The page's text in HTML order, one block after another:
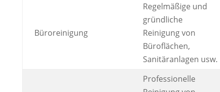
Büroreinigung
Regelmäßige und
gründliche
Reinigung von
Büroflächen,
Sanitäranlagen usw.
Professionelle